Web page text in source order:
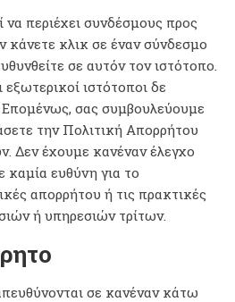
περιέχει συνδέσμους προς
κάνετε κλικ σε έναν σύνδεσμο
σε αυτόν τον ιστότοπο.
ιστότοποι δε
Επομένως, σας συμβουλεύουμε
την Πολιτική Απορρήτου
Δεν έχουμε κανέναν έλεγχο
καμία ευθύνη για το
απορρήτου ή τις πρακτικές
ή υπηρεσιών τρίτων.
σε κανέναν κάτω